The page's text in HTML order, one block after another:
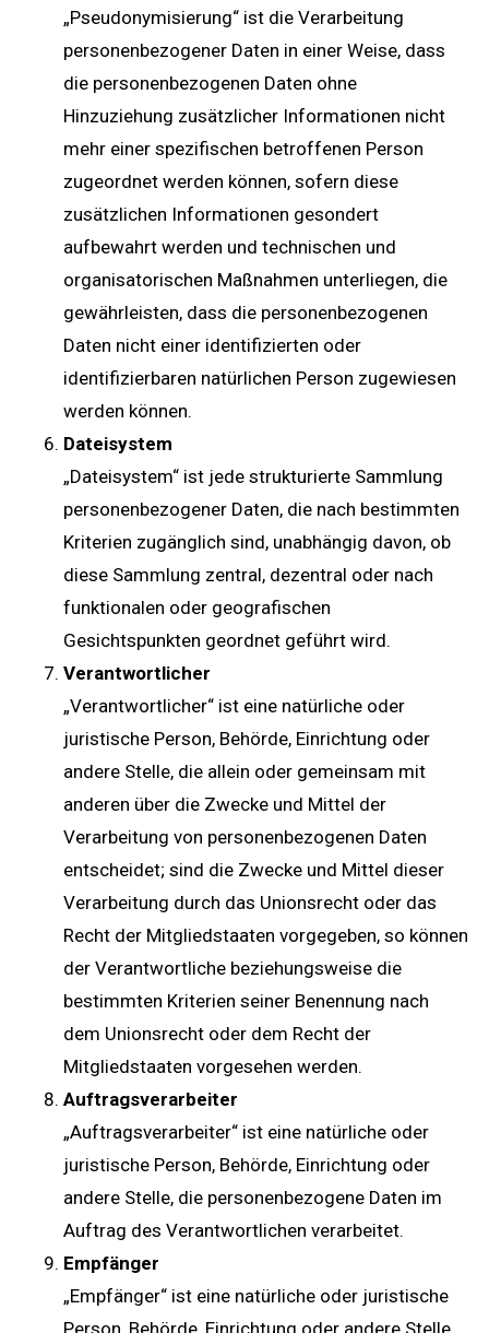
„Pseudonymisierung“ ist die Verarbeitung
personenbezogener Daten in einer Weise, dass
die personenbezogenen Daten ohne
Hinzuziehung zusätzlicher Informationen nicht
mehr einer spezifischen betroffenen Person
zugeordnet werden können, sofern diese
zusätzlichen Informationen gesondert
aufbewahrt werden und technischen und
organisatorischen Maßnahmen unterliegen, die
gewährleisten, dass die personenbezogenen
Daten nicht einer identifizierten oder
identifizierbaren natürlichen Person zugewiesen
werden können.
Dateisystem
„Dateisystem“ ist jede strukturierte Sammlung
personenbezogener Daten, die nach bestimmten
Kriterien zugänglich sind, unabhängig davon, ob
diese Sammlung zentral, dezentral oder nach
funktionalen oder geografischen
Gesichtspunkten geordnet geführt wird.
Verantwortlicher
„Verantwortlicher“ ist eine natürliche oder
juristische Person, Behörde, Einrichtung oder
andere Stelle, die allein oder gemeinsam mit
anderen über die Zwecke und Mittel der
Verarbeitung von personenbezogenen Daten
entscheidet; sind die Zwecke und Mittel dieser
Verarbeitung durch das Unionsrecht oder das
Recht der Mitgliedstaaten vorgegeben, so können
der Verantwortliche beziehungsweise die
bestimmten Kriterien seiner Benennung nach
dem Unionsrecht oder dem Recht der
Mitgliedstaaten vorgesehen werden.
Auftragsverarbeiter
„Auftragsverarbeiter“ ist eine natürliche oder
juristische Person, Behörde, Einrichtung oder
andere Stelle, die personenbezogene Daten im
Auftrag des Verantwortlichen verarbeitet.
Empfänger
„Empfänger“ ist eine natürliche oder juristische
Person, Behörde, Einrichtung oder andere Stelle,